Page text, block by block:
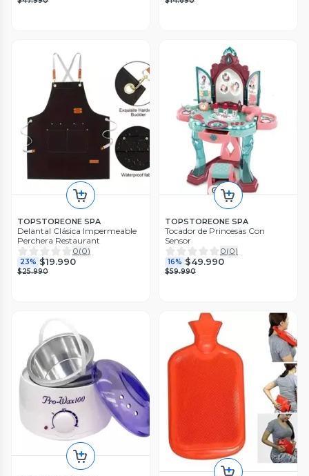
TOPSTOREONE SPA
Delantal Clásica Impermeable
Perchera Restaurant
0(0)
23% $19.990
$25.990
TOPSTOREONE SPA
Tocador de Princesas Con
Sensor
0(0)
16% $49.990
$59.990